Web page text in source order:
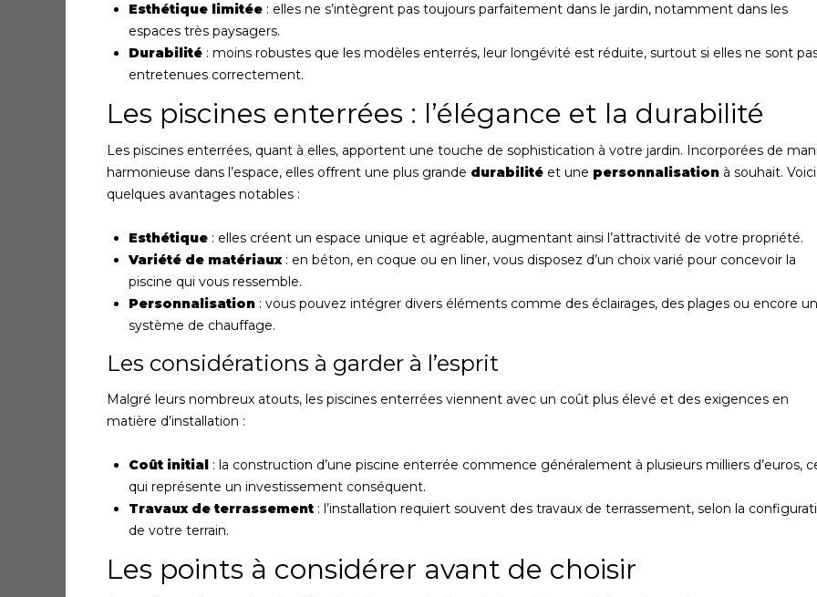
Esthétique limitée : elles ne s’intègrent pas toujours parfaitement dans le jardin, notamment dans les
espaces très paysagers.
Durabilité : moins robustes que les modèles enterrés, leur longévité est réduite, surtout si elles ne sont
entretenues correctement.
Les piscines enterrées : l’élégance et la durabilité
Les piscines enterrées, quant à elles, apportent une touche de sophistication à votre jardin. Incorporées de
harmonieuse dans l’espace, elles offrent une plus grande durabilité et une personnalisation à souhait. Voici
quelques avantages notables :
Esthétique : elles créent un espace unique et agréable, augmentant ainsi l’attractivité de votre propriété.
Variété de matériaux: en béton, en coque ou en liner, vous disposez d’un choix varié pour concevoir la
piscine qui vous ressemble.
Personnalisation : vous pouvez intégrer divers éléments comme des éclairages, des plages ou encore un
système de chauffage.
Les considérations à garder à l’esprit
Malgré leurs nombreux atouts, les piscines enterrées viennent avec un coût plus élevé et des exigences en
matière d’installation :
Coût initial : la construction d’une piscine enterrée commence généralement à plusieurs milliers d’euros,
qui représente un investissement conséquent.
Travaux de terrassement : l’installation requiert souvent des travaux de terrassement, selon la
de votre terrain.
Les points à considérer avant de choisir